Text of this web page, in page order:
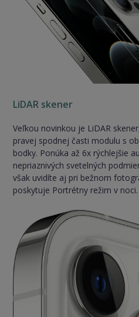
LiDAR skener
Veľkou novinkou je LiDAR
pravej spodnej časti modulu s
bodky. Ponúka až 6x rýchlejšie
nepriaznivých svetelných
však uvidíte aj pri bežnom
poskytuje Portrétny režim v noci.